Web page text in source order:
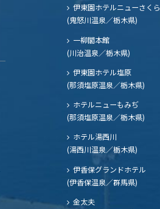
伊東園ホテルニューさくら
(鬼怒川温泉／栃木県)
一柳閣本館
(川治温泉／栃木県)
伊東園ホテル塩原
(那須塩原温泉／栃木県)
ホテルニューもみぢ
(那須塩原温泉／栃木県)
ホテル湯西川
(湯西川温泉／栃木県)
伊香保グランドホテル
(伊香保温泉／群馬県)
金太夫